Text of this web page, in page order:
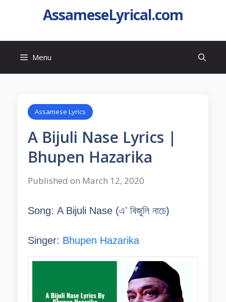
AssameseLyrical.com
Menu
Assamese Lyrics
A Bijuli Nase Lyrics |
Bhupen Hazarika
Published on March 12, 2020
Song: A Bijuli Nase (এʼ বিজুলি নাচে)
Singer: Bhupen Hazarika